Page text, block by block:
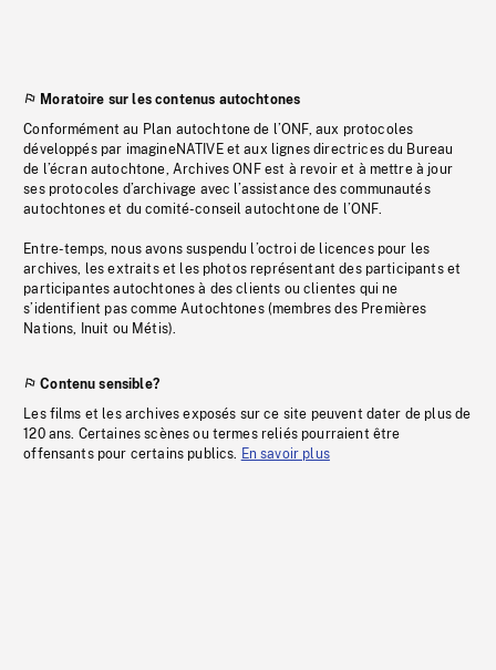
Moratoire sur les contenus autochtones
Conformément au Plan autochtone de l’ONF, aux protocoles
développés par imagineNATIVE et aux lignes directrices du Bureau
de l’écran autochtone, Archives ONF est à revoir et à mettre à jour
ses protocoles d’archivage avec l’assistance des communautés
autochtones et du comité-conseil autochtone de l’ONF.
Entre-temps, nous avons suspendu l’octroi de licences pour les
archives, les extraits et les photos représentant des participants et
participantes autochtones à des clients ou clientes qui ne
s’identifient pas comme Autochtones (membres des Premières
Nations, Inuit ou Métis).
Contenu sensible?
Les films et les archives exposés sur ce site peuvent dater de plus de
120 ans. Certaines scènes ou termes reliés pourraient être
offensants pour certains publics. En savoir plus